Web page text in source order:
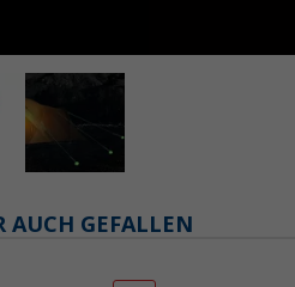
AUCH GEFALLEN